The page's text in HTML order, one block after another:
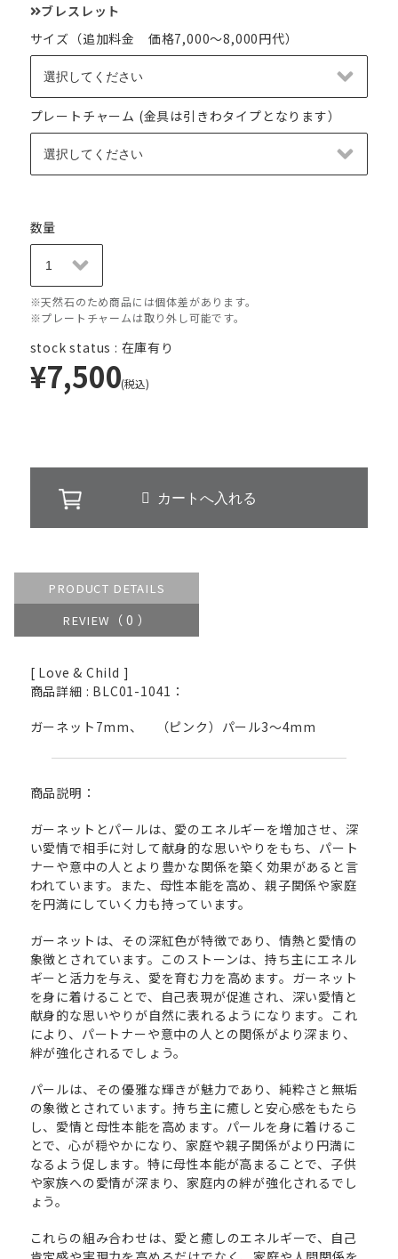
ブレスレット
サイズ（追加料金 価格7,000～8,000円代）
プレートチャーム (金具は引きわタイプとなります）
数量
※天然石のため商品には個体差があります。
※プレートチャームは取り外し可能です。
stock status : 在庫有り
¥7,500(税込)
PRODUCT DETAILS
REVIEW
（ 0 ）
[ Love & Child ]
商品詳細 : BLC01-1041：
ガーネット7mm、 （ピンク）パール3〜4mm
商品説明：
ガーネットとパールは、愛のエネルギーを増加させ、深
い愛情で相手に対して献身的な思いやりをもち、パート
ナーや意中の人とより豊かな関係を築く効果があると言
われています。また、母性本能を高め、親子関係や家庭
を円満にしていく力も持っています。
ガーネットは、その深紅色が特徴であり、情熱と愛情の
象徴とされています。このストーンは、持ち主にエネル
ギーと活力を与え、愛を育む力を高めます。ガーネット
を身に着けることで、自己表現が促進され、深い愛情と
献身的な思いやりが自然に表れるようになります。これ
により、パートナーや意中の人との関係がより深まり、
絆が強化されるでしょう。
パールは、その優雅な輝きが魅力であり、純粋さと無垢
の象徴とされています。持ち主に癒しと安心感をもたら
し、愛情と母性本能を高めます。パールを身に着けるこ
とで、心が穏やかになり、家庭や親子関係がより円満に
なるよう促します。特に母性本能が高まることで、子供
や家族への愛情が深まり、家庭内の絆が強化されるでし
ょう。
これらの組み合わせは、愛と癒しのエネルギーで、自己